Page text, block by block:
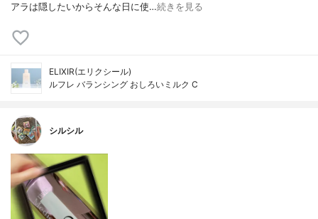
アラは隠したいからそんな日に使…続きを見る
ELIXIR(エリクシール)
ルフレ バランシング おしろいミルク C
シルシル